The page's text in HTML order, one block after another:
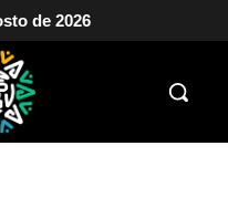
de 2026